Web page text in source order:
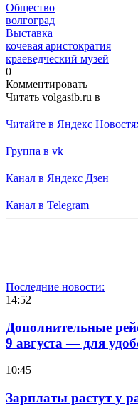
Общество
волгоград
Выставка
кочевая аристократия
краеведческий музей
0
Комментировать
Читать volgasib.ru в
Читайте в Яндекс
Группа в vk
Канал в Яндекс Дзен
Канал в Telegram
Последние новости:
14:52
Дополнительные
9 августа — для
10:45
Зарплаты растут у